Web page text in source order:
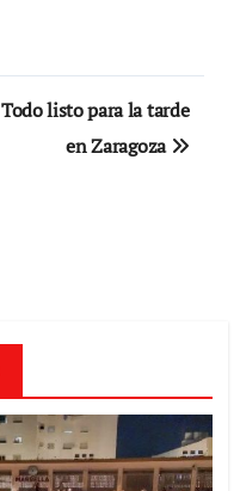
Todo listo para la tarde
en Zaragoza